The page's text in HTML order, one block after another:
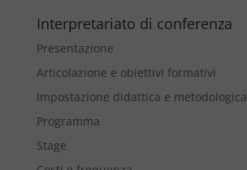
Interpretariato di conferenza
Presentazione
Articolazione e obiettivi formativi
Impostazione didattica e metodologica
Programma
Stage